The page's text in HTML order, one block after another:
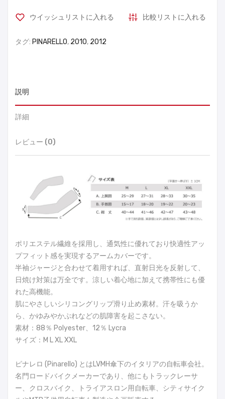
ウイッシュリストに入れる 比較リストに入れる
タグ: PINARELLO, 2010, 2012
説明
詳細
レビュー (0)
ポリエステル繊維を採用し、通気性に優れており快適性アッ
プフィット感を実現するアームカバーです。
半袖ジャージと合わせて着用すれば、直射日光を反射して、
日焼け対策は万全です。涼しい着心地に加えて携帯性にも優
れた高機能。
肌にやさしいシリコングリップ滑り止め素材。汗を吸うか
ら、かゆみやかぶれなどの肌障害を起こさない。
素材：88％ Polyester、12％ Lycra
サイズ：M L XL XXL
ピナレロ (Pinarello) とはLVMH傘下のイタリアの自転車会社。
名門ロードバイクメーカーであり、他にもトラックレーサ
ー、クロスバイク、トライアスロン用自転車、シティサイク